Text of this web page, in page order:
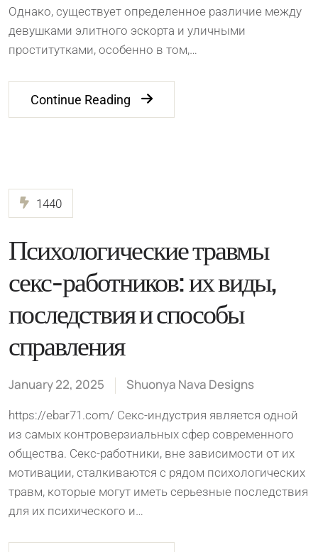
Однако, существует определенное различие между
девушками элитного эскорта и уличными
проститутками, особенно в том,…
Continue Reading
1440
Психологические травмы
секс-работников: их виды,
последствия и способы
справления
January 22, 2025 Shuonya Nava Designs
https://ebar71.com/ Секс-индустрия является одной
из самых контроверзиальных сфер современного
общества. Секс-работники, вне зависимости от их
мотивации, сталкиваются с рядом психологических
травм, которые могут иметь серьезные последствия
для их психического и…